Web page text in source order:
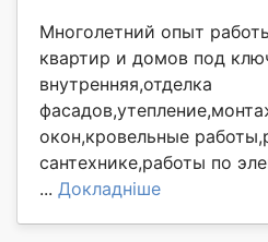
Многолетний опыт
квартир и домов под
внутренняя,отделка
окон,кровельные
сантехнике,работы по
... Докладніше